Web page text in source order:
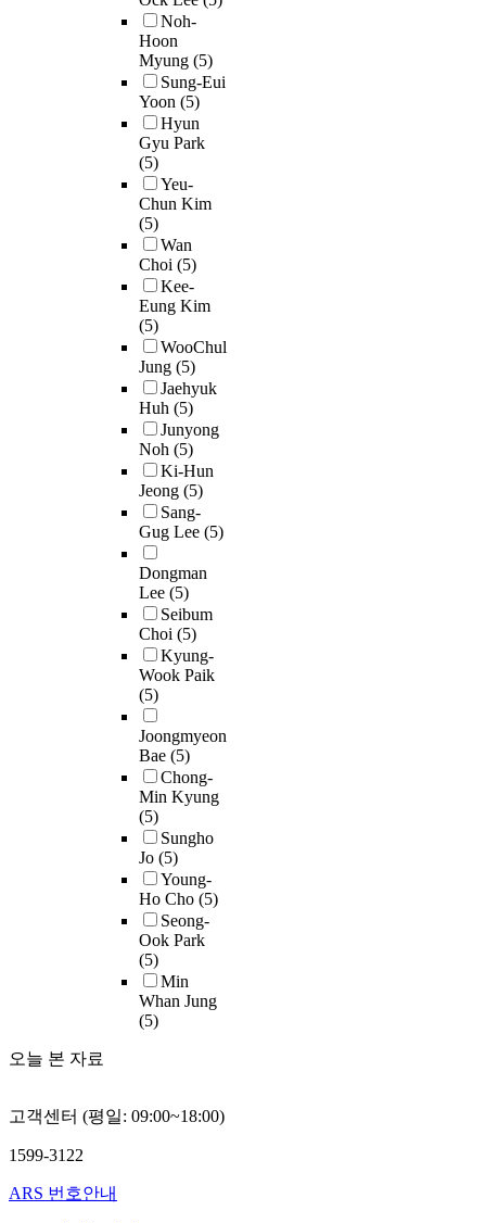
Noh-
Hoon
Myung (5)
Sung-Eui
Yoon (5)
Hyun
Gyu Park
(5)
Yeu-
Chun Kim
(5)
Wan
Choi (5)
Kee-
Eung Kim
(5)
WooChul
Jung (5)
Jaehyuk
Huh (5)
Junyong
Noh (5)
Ki-Hun
Jeong (5)
Sang-
Gug Lee (5)
Dongman
Lee (5)
Seibum
Choi (5)
Kyung-
Wook Paik
(5)
Joongmyeon
Bae (5)
Chong-
Min Kyung
(5)
Sungho
Jo (5)
Young-
Ho Cho (5)
Seong-
Ook Park
(5)
Min
Whan Jung
(5)
오늘 본 자료
고객센터 (평일: 09:00~18:00)
1599-3122
ARS 번호안내